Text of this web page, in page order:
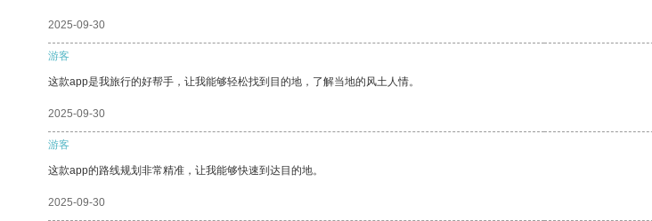
2025-09-30
游客
这款app是我旅行的好帮手，让我能够轻松找到目的地，了解当地的风土人情。
2025-09-30
游客
这款app的路线规划非常精准，让我能够快速到达目的地。
2025-09-30